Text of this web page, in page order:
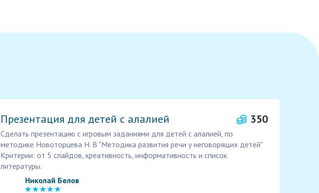
Презентация для детей с алалией 350
Сделать презентацию с игровым заданиями для детей с алалией, по
методике Новоторцева Н. В "Методика развития речи у неговорящих детей"
Критерии: от 5 слайдов, креативность, информативность и список
литературы.
Николай Белов